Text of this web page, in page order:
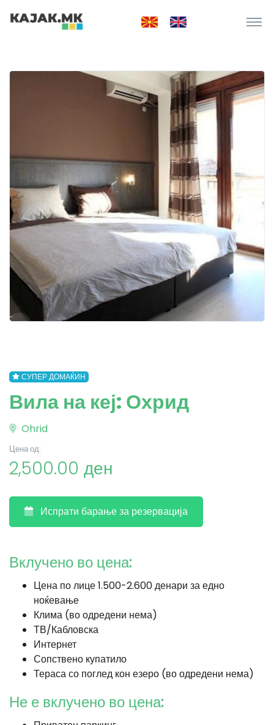
СУПЕР ДОМАЌИН
Вила на кеј: Охрид
Ohrid
Цена од:
2,500.00 ден
Испрати барање за резервација
Вклучено во цена:
Цена по лице 1.500-2.600 денари за едно
ноќевање
Клима (во одредени нема)
ТВ/Кабловска
Интернет
Сопствено купатило
Тераса со поглед кон езеро (во одредени нема)
Не е вклучено во цена: